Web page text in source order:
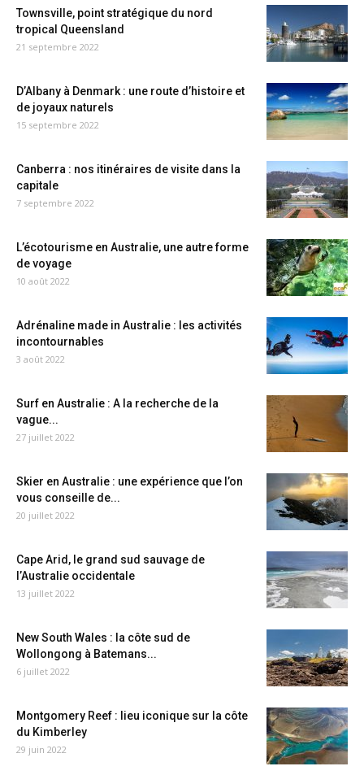
Townsville, point stratégique du nord
tropical Queensland
21 septembre 2022
D’Albany à Denmark : une route d’histoire et
de joyaux naturels
15 septembre 2022
Canberra : nos itinéraires de visite dans la
capitale
7 septembre 2022
L’écotourisme en Australie, une autre forme
de voyage
10 août 2022
Adrénaline made in Australie : les activités
incontournables
3 août 2022
Surf en Australie : A la recherche de la
vague...
27 juillet 2022
Skier en Australie : une expérience que l’on
vous conseille de...
20 juillet 2022
Cape Arid, le grand sud sauvage de
l’Australie occidentale
13 juillet 2022
New South Wales : la côte sud de
Wollongong à Batemans...
6 juillet 2022
Montgomery Reef : lieu iconique sur la côte
du Kimberley
29 juin 2022